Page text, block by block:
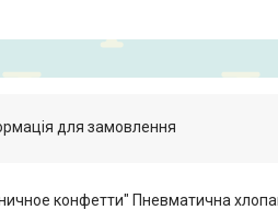
для замовлення
конфетти" Пневматична